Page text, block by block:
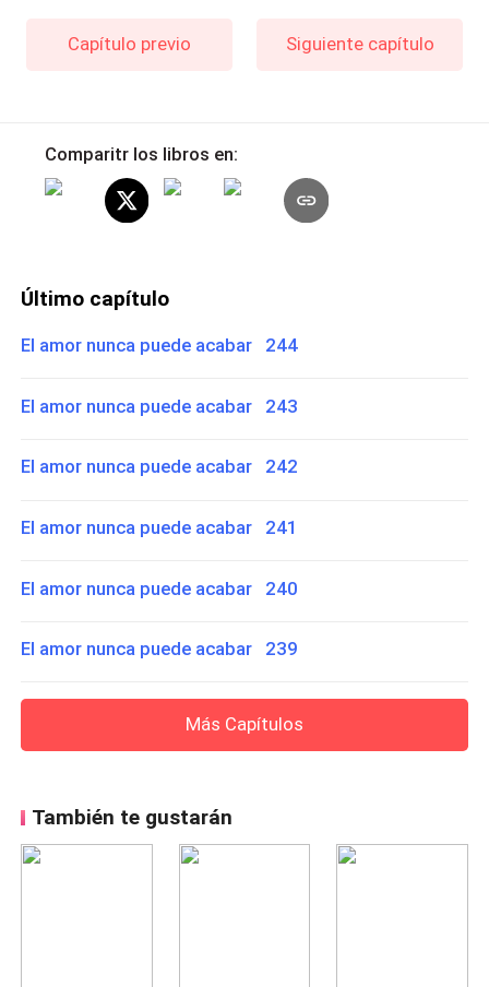
Capítulo previo Siguiente capítulo
Comparitr los libros en:
Último capítulo
El amor nunca puede acabar 244
El amor nunca puede acabar 243
El amor nunca puede acabar 242
El amor nunca puede acabar 241
El amor nunca puede acabar 240
El amor nunca puede acabar 239
Más Capítulos
También te gustarán